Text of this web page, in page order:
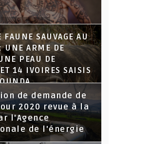
FAUNE SAUVAGE AU
UNE ARME DE
PEAU DE
14 IVOIRES SAISIS
de demande de
2020 revue à la
l'Agence
de l'énergie